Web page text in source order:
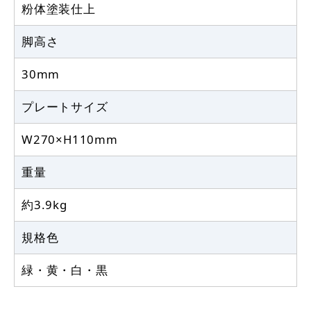
粉体塗装仕上
脚高さ
30mm
プレートサイズ
W270×H110mm
重量
約3.9kg
規格色
緑・黄・白・黒